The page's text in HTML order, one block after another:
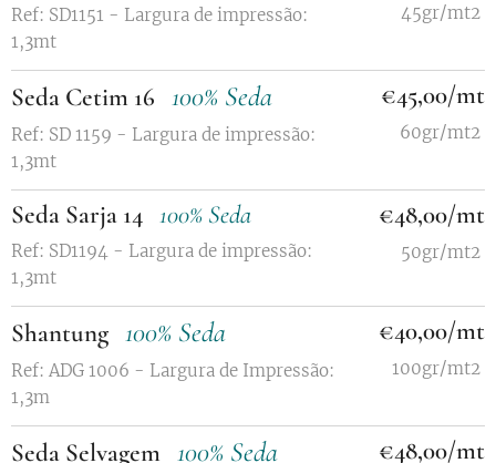
Ref: SD1151 - Largura de impressão:
1,3mt
45gr/mt2
Seda Cetim 16 100% Seda
Ref: SD 1159 - Largura de impressão:
1,3mt
€45,00/mt
60gr/mt2
Seda Sarja 14 100% Seda
Ref: SD1194 - Largura de impressão:
1,3mt
€48,00/mt
50gr/mt2
Shantung 100% Seda
Ref: ADG 1006 - Largura de Impressão:
1,3m
€40,00/mt
100gr/mt2
Seda Selvagem 100% Seda €48,00/mt